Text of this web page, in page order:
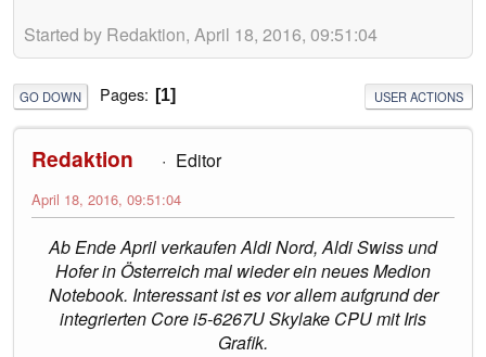
Started by Redaktion, April 18, 2016, 09:51:04
GO DOWN Pages 1 USER ACTIONS
Redaktion Editor
April 18, 2016, 09:51:04
Ab Ende April verkaufen Aldi Nord, Aldi Swiss und
Hofer in Österreich mal wieder ein neues Medion
Notebook. Interessant ist es vor allem aufgrund der
integrierten Core i5-6267U Skylake CPU mit Iris
Grafik.